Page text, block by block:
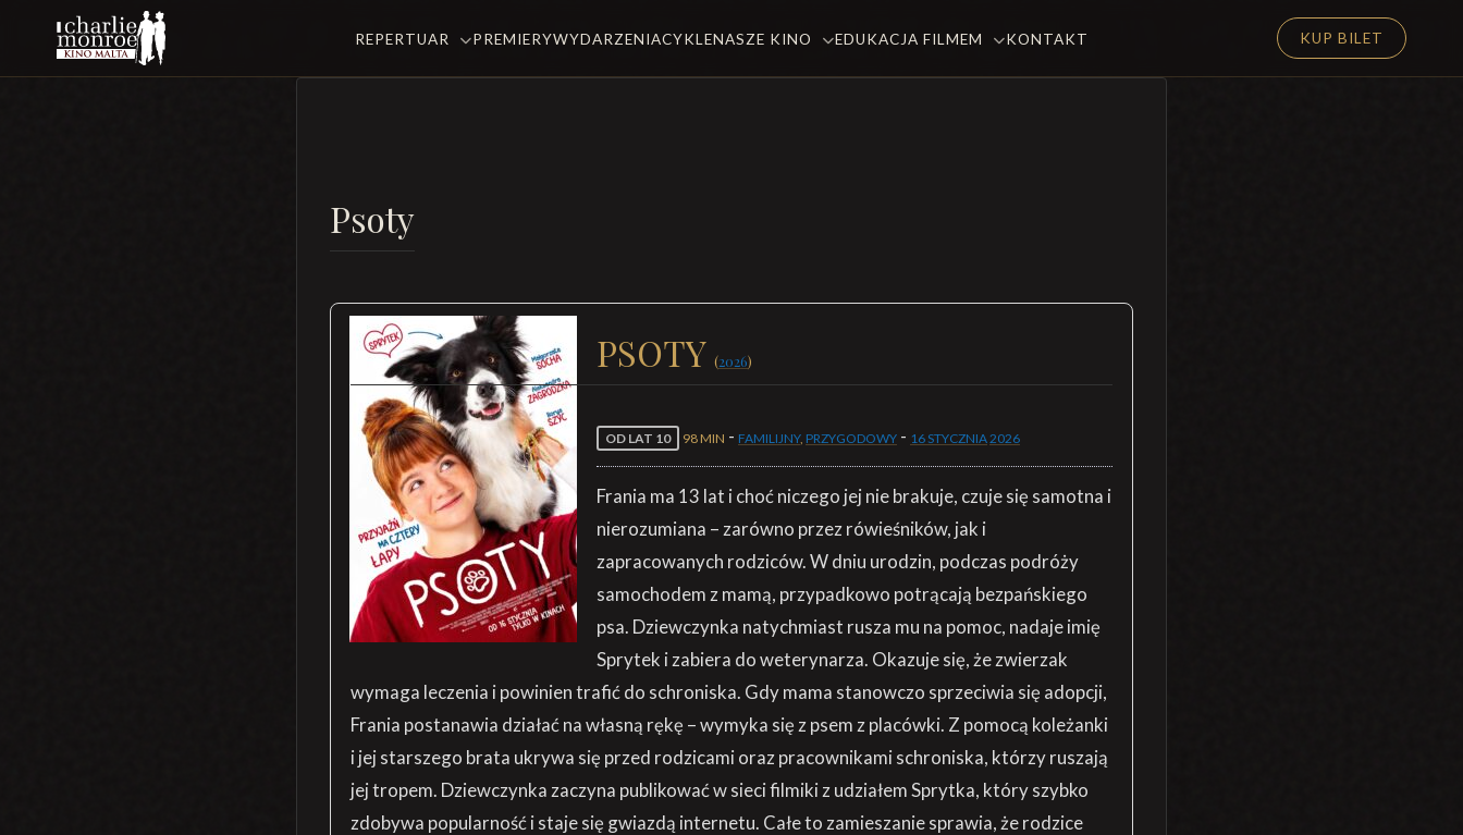
REPERTUAR PREMIERYWYDARZENIACYKLENASZE KINO EDUKACJA FILMEM KONTAKT KUP BILET
Psoty
PSOTY (2026)
OD LAT 10 98 MIN - FAMILIJNY, PRZYGODOWY - 16 STYCZNIA2026
Frania ma 13 lat i choć niczego jej nie brakuje, czuje się samotna i
nierozumiana – zarówno przez rówieśników, jak i
zapracowanych rodziców. W dniu urodzin, podczas podróży
samochodem z mamą, przypadkowo potrącają bezpańskiego
psa. Dziewczynka natychmiast rusza mu na pomoc, nadaje imię
Sprytek i zabiera do weterynarza. Okazuje się, że zwierzak
wymaga leczenia i powinien trafić do schroniska. Gdy mama stanowczo sprzeciwia się adopcji,
Frania postanawia działać na własną rękę – wymyka się z psem z placówki. Z pomocą koleżanki
i jej starszego brata ukrywa się przed rodzicami oraz pracownikami schroniska, którzy ruszają
jej tropem. Dziewczynka zaczyna publikować w sieci filmiki z udziałem Sprytka, który szybko
zdobywa popularność i staje się gwiazdą internetu. Całe to zamieszanie sprawia, że rodzice